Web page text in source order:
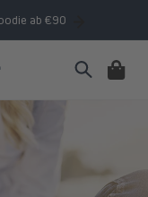
ab €90
Warenkorb